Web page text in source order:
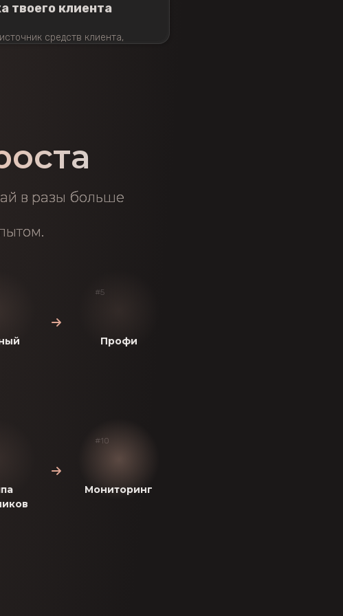
твоего клиента
средств клиента,
в разы больше
#5
Профи
#10
Мониторинг